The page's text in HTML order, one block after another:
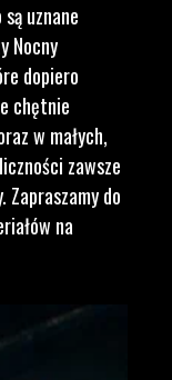
uznane
Nocny
dopiero
chętnie
w małych,
zawsze
Zapraszamy do
na